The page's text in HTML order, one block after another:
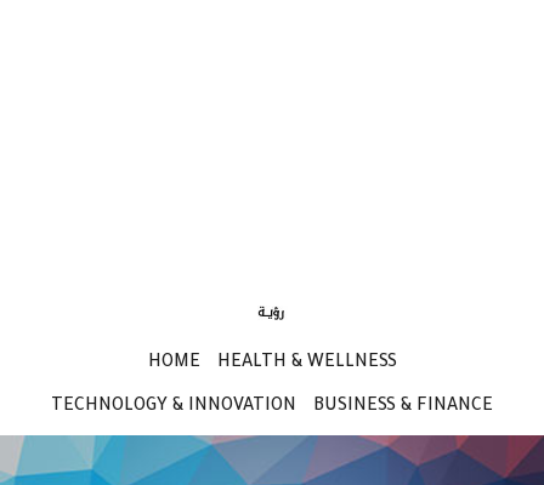
HOME HEALTH & WELLNESS
TECHNOLOGY & INNOVATION BUSINESS & FINANCE